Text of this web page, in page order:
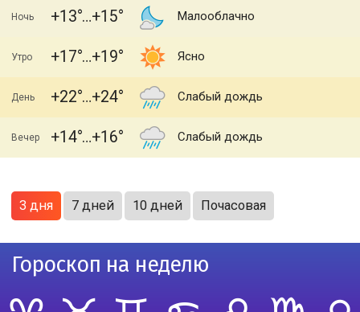
Ночь +13 +15 Малооблачно
Утро +17 +19 Ясно
День +22 +24 Слабый дождь
Вечер +14 +16 Слабый дождь
3 дня 7 дней 10 дней Почасовая
Гороскоп на неделю